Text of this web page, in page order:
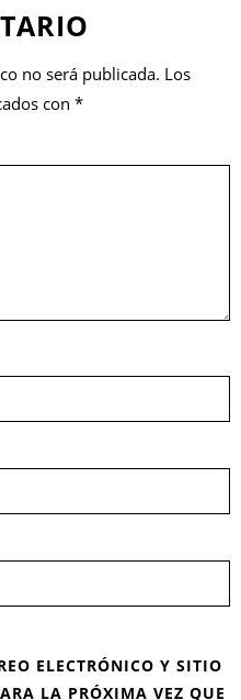
no será publicada. Los
con *
ELECTRÓNICO Y SITIO
LA PRÓXIMA VEZ QUE